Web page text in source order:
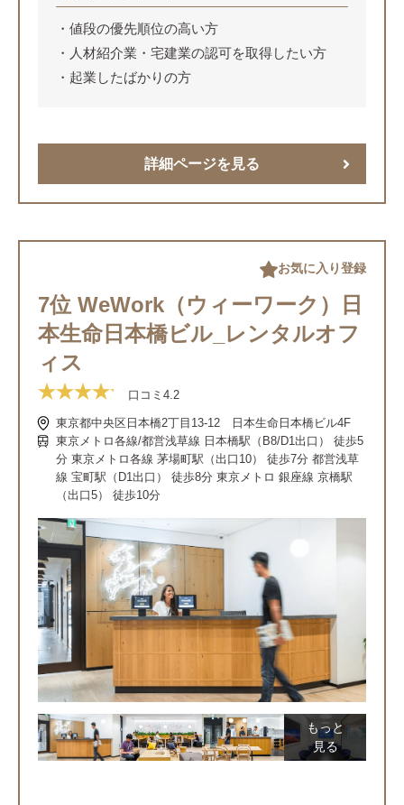
値段の優先順位の高い方
人材紹介業・宅建業の認可を取得したい方
起業したばかりの方
詳細ページを見る
7位 WeWork（ウィーワーク）日
本生命日本橋ビル_レンタルオフ
ィス
口コミ 4.2
東京都中央区日本橋2丁目13-12 日本生命日本橋ビル4F
東京メトロ各線/都営浅草線 日本橋駅（B8/D1出口） 徒歩5
分 東京メトロ各線 茅場町駅（出口10） 徒歩7分 都営浅草
線 宝町駅（D1出口） 徒歩8分 東京メトロ 銀座線 京橋駅
（出口5） 徒歩10分
お気に入り登録
もっと
見る